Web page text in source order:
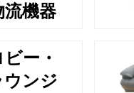
流機器
ビー・
ウンジ